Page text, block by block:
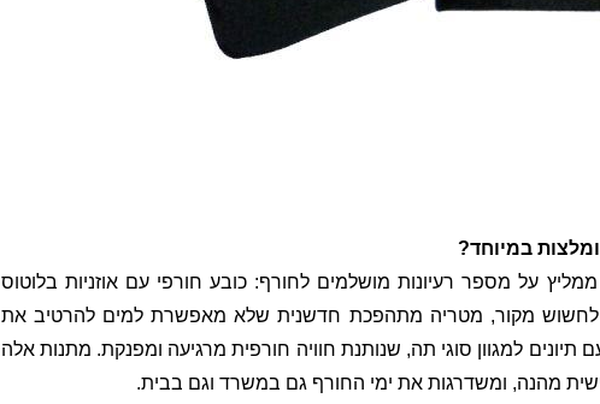
במיוחד?
על מספר רעיונות מושלמים לחורף: כובע חורפי עם אוזניות בלוטוס
לחשוש מקור, מטריה מתהפכת חדשנית שלא מאפשרת למים להרטיב את
למגוון סוגי תה, שנותנת חוויה חורפית מרגיעה ומפנקת. מתנות אלה
מהנה, ומשדרגות את ימי החורף גם במשרד וגם בבית.